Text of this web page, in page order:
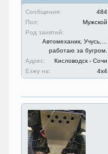
Сообщения:
484
Пол:
Мужской
Род занятий:
Автомеханик, Учусь,…
работаю за бугром.
Адрес:
Кисловодск - Сочи
Езжу на:
4х4